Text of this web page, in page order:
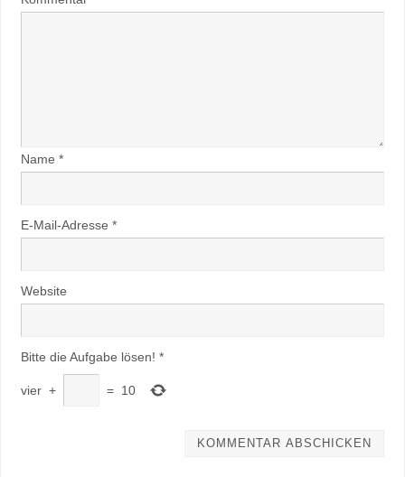
Name *
E-Mail-Adresse *
Website
Bitte die Aufgabe lösen! *
vier + = 10